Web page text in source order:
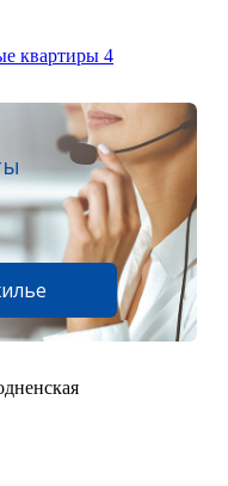
квартиры 4